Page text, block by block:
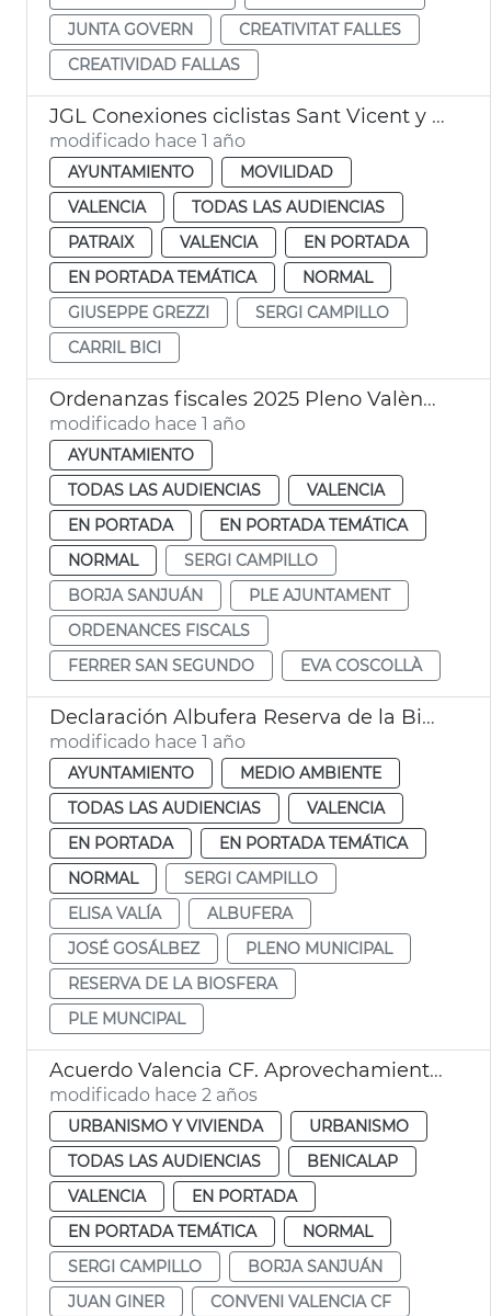
JUNTA GOVERN
CREATIVITAT FALLES
CREATIVIDAD FALLAS
JGL Conexiones ciclistas Sant Vicent y Avinguda del Cid
modificado hace 1 año
AYUNTAMIENTO
MOVILIDAD
VALENCIA
TODAS LAS AUDIENCIAS
PATRAIX
VALENCIA
EN PORTADA
EN PORTADA TEMÁTICA
NORMAL
GIUSEPPE GREZZI
SERGI CAMPILLO
CARRIL BICI
Ordenanzas fiscales 2025 Pleno València
modificado hace 1 año
AYUNTAMIENTO
TODAS LAS AUDIENCIAS
VALENCIA
EN PORTADA
EN PORTADA TEMÁTICA
NORMAL
SERGI CAMPILLO
BORJA SANJUÁN
PLE AJUNTAMENT
ORDENANCES FISCALS
FERRER SAN SEGUNDO
EVA COSCOLLÀ
Declaración Albufera Reserva de la Biosfera Unesco
modificado hace 1 año
AYUNTAMIENTO
MEDIO AMBIENTE
TODAS LAS AUDIENCIAS
VALENCIA
EN PORTADA
EN PORTADA TEMÁTICA
NORMAL
SERGI CAMPILLO
ELISA VALÍA
ALBUFERA
JOSÉ GOSÁLBEZ
PLENO MUNICIPAL
RESERVA DE LA BIOSFERA
PLE MUNCIPAL
Acuerdo Valencia CF. Aprovechamiento urbanístico
modificado hace 2 años
URBANISMO Y VIVIENDA
URBANISMO
TODAS LAS AUDIENCIAS
BENICALAP
VALENCIA
EN PORTADA
EN PORTADA TEMÁTICA
NORMAL
SERGI CAMPILLO
BORJA SANJUÁN
JUAN GINER
CONVENI VALENCIA CF